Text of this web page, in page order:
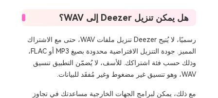
هل يمكن تنزيل Deezer إلى WAV؟
رسميًا، لا يُتيح Deezer تنزيل ملفات WAV، حتى مع الاشتراك
المميز. جودة التنزيل الافتراضية محدودة بصيغ MP3 أو FLAC،
وذلك حسب فئة اشتراكك. للأسف، لا يُضمّن التطبيق تنسيق
WAV، وهو تنسيق غير مضغوط وغير مُفقَد للبيانات.
مع ذلك، يمكن لبرامج الجهات الخارجية مساعدتك في تجاوز